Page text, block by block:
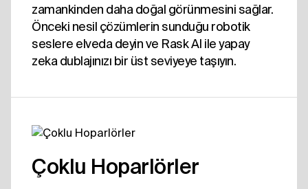
zamankinden daha doğal görünmesini sağlar.
Önceki nesil çözümlerin sunduğu robotik
seslere elveda deyin ve Rask AI ile yapay
zeka dublajınızı bir üst seviyeye taşıyın.
Çoklu Hoparlörler